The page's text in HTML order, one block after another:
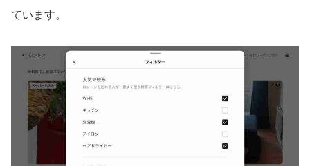
ています。